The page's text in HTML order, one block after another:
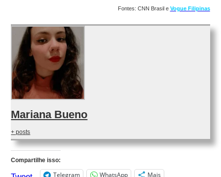
Fontes: CNN Brasil e Vogue Filipinas
Mariana Bueno
+ posts
Compartilhe isso:
Telegram WhatsApp Mais